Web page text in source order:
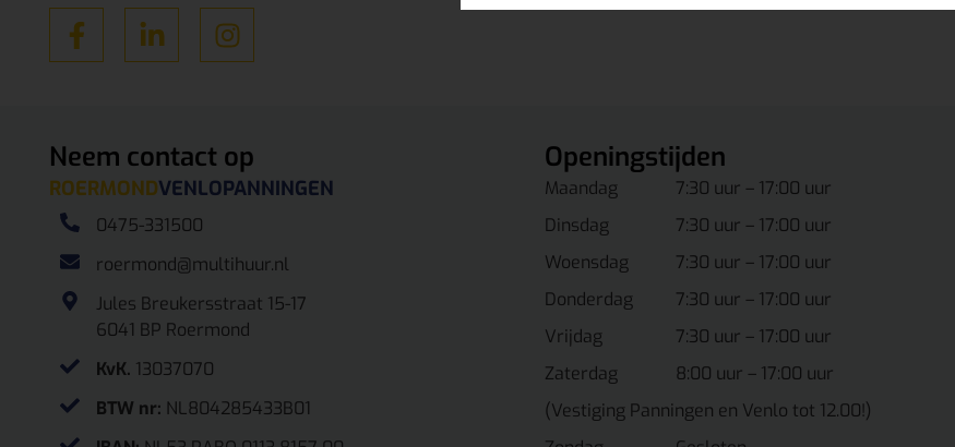
Neem contact op
ROERMONDVENLOPANNINGEN
0475-331500
roermond@multihuur.nl
Jules Breukersstraat 15-17
6041 BP Roermond
KvK. 13037070
BTW nr: NL804285433B01
Openingstijden
Maandag
7:30 uur – 17:00 uur
Dinsdag
7:30 uur – 17:00 uur
Woensdag
7:30 uur – 17:00 uur
Donderdag
7:30 uur – 17:00 uur
Vrijdag
7:30 uur – 17:00 uur
Zaterdag
8:00 uur – 17:00 uur
(Vestiging Panningen en Venlo tot 12.00!)